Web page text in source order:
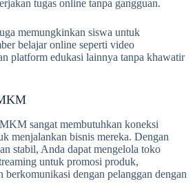
tugas online tanpa gangguan.
memungkinkan siswa untuk
belajar online seperti video
platform edukasi lainnya tanpa khawatir
sangat membutuhkan koneksi
menjalankan bisnis mereka. Dengan
stabil, Anda dapat mengelola toko
untuk promosi produk,
berkomunikasi dengan pelanggan dengan